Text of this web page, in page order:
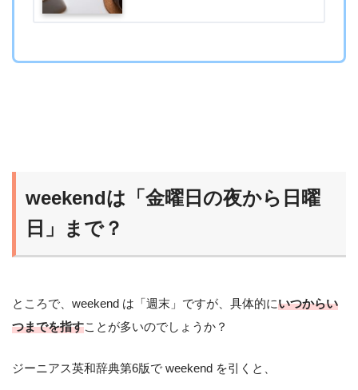
weekendは「金曜日の夜から日曜
日」まで？
ところで、weekend は「週末」ですが、具体的にいつからい
つまでを指すことが多いのでしょうか？
ジーニアス英和辞典第6版で weekend を引くと、